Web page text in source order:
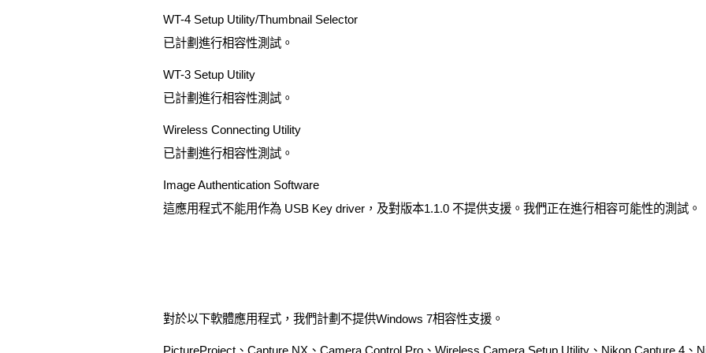
WT-4 Setup Utility/Thumbnail Selector
已計劃進行相容性測試。
WT-3 Setup Utility
已計劃進行相容性測試。
Wireless Connecting Utility
已計劃進行相容性測試。
Image Authentication Software
這應用程式不能用作為 USB Key driver，及對版本1.1.0 不提供支援。我們正在進行相容可能性的測試。
對於以下軟體應用程式，我們計劃不提供Windows 7相容性支援。
PictureProject、Capture NX、Camera Control Pro、Wireless Camera Setup Utility、Nikon Capture 4、